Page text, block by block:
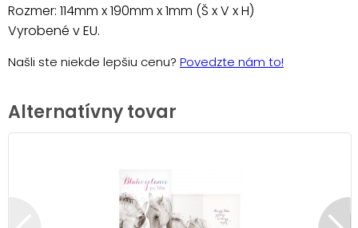
Rozmer: 114mm x 190mm x 1mm (Š x V x H)
Vyrobené v EU.
Našli ste niekde lepšiu cenu? Povedzte nám to!
Alternatívny tovar